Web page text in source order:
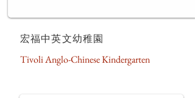
宏福中英文幼稚園
Tivoli Anglo-Chinese Kindergarten